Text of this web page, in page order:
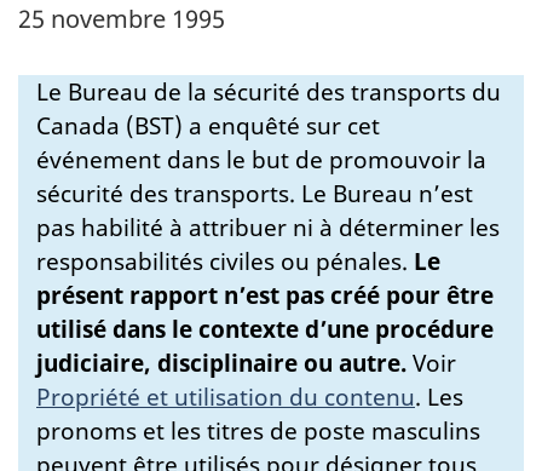
25 novembre 1995
Le Bureau de la sécurité des transports du
Canada (BST) a enquêté sur cet
événement dans le but de promouvoir la
sécurité des transports. Le Bureau n’est
pas habilité à attribuer ni à déterminer les
responsabilités civiles ou pénales. Le
présent rapport n’est pas créé pour être
utilisé dans le contexte d’une procédure
judiciaire, disciplinaire ou autre.Voir
Propriété et utilisation du contenu. Les
pronoms et les titres de poste masculins